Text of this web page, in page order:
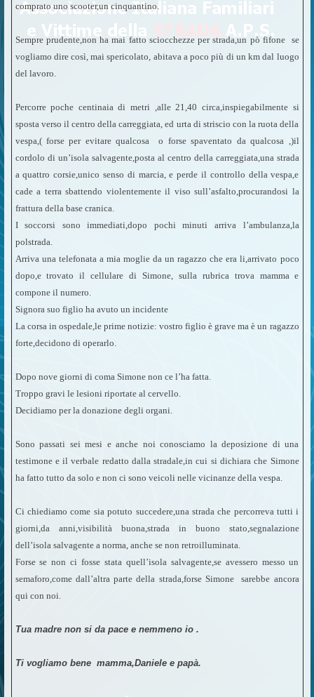
comprato uno scooter,un cinquantino.
Sempre prudente,non ha mai fatto sciocchezze per strada,un pò fifone se
vogliamo dire così, mai spericolato, abitava a poco più di un km dal luogo
del lavoro.
Percorre poche centinaia di metri ,alle 21,40 circa,inspiegabilmente si
sposta verso il centro della carreggiata, ed urta di striscio con la ruota della
vespa,( forse per evitare qualcosa o forse spaventato da qualcosa ,)il
cordolo di un’isola salvagente,posta al centro della carreggiata,una strada
a quattro corsie,unico senso di marcia, e perde il controllo della vespa,e
cade a terra sbattendo violentemente il viso sull’asfalto,procurandosi la
frattura della base cranica.
I soccorsi sono immediati,dopo pochi minuti arriva l’ambulanza,la
polstrada.
Arriva una telefonata a mia moglie da un ragazzo che era li,arrivato poco
dopo,e trovato il cellulare di Simone, sulla rubrica trova mamma e
compone il numero.
Signora suo figlio ha avuto un incidente
La corsa in ospedale,le prime notizie: vostro figlio è grave ma è un ragazzo
forte,decidono di operarlo.
Dopo nove giorni di coma Simone non ce l’ha fatta.
Troppo gravi le lesioni riportate al cervello.
Decidiamo per la donazione degli organi.
Sono passati sei mesi e anche noi conosciamo la deposizione di una
testimone e il verbale redatto dalla stradale,in cui si dichiara che Simone
ha fatto tutto da solo e non ci sono veicoli nelle vicinanze della vespa.
Ci chiediamo come sia potuto succedere,una strada che percorreva tutti i
giorni,da anni,visibilità buona,strada in buono stato,segnalazione
dell’isola salvagente a norma, anche se non retroilluminata.
Forse se non ci fosse stata quell’isola salvagente,se avessero messo un
semaforo,come dall’altra parte della strada,forse Simone sarebbe ancora
qui con noi.
Tua madre non si da pace e nemmeno io .
Ti vogliamo bene mamma,Daniele e papà.